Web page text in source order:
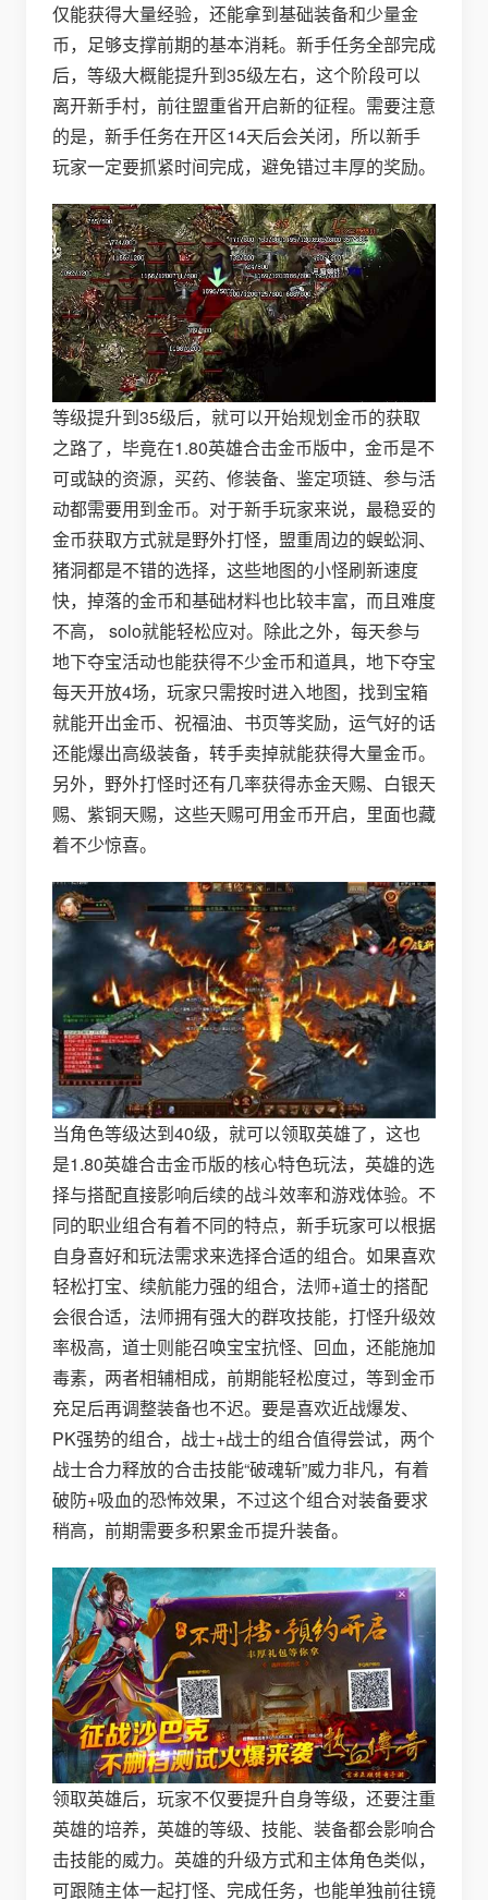
仅能获得大量经验，还能拿到基础装备和少量金
币，足够支撑前期的基本消耗。新手任务全部完成
后，等级大概能提升到35级左右，这个阶段可以
离开新手村，前往盟重省开启新的征程。需要注意
的是，新手任务在开区14天后会关闭，所以新手
玩家一定要抓紧时间完成，避免错过丰厚的奖励。
等级提升到35级后，就可以开始规划金币的获取
之路了，毕竟在1.80英雄合击金币版中，金币是不
可或缺的资源，买药、修装备、鉴定项链、参与活
动都需要用到金币。对于新手玩家来说，最稳妥的
金币获取方式就是野外打怪，盟重周边的蜈蚣洞、
猪洞都是不错的选择，这些地图的小怪刷新速度
快，掉落的金币和基础材料也比较丰富，而且难度
不高， solo就能轻松应对。除此之外，每天参与
地下夺宝活动也能获得不少金币和道具，地下夺宝
每天开放4场，玩家只需按时进入地图，找到宝箱
就能开出金币、祝福油、书页等奖励，运气好的话
还能爆出高级装备，转手卖掉就能获得大量金币。
另外，野外打怪时还有几率获得赤金天赐、白银天
赐、紫铜天赐，这些天赐可用金币开启，里面也藏
着不少惊喜。
当角色等级达到40级，就可以领取英雄了，这也
是1.80英雄合击金币版的核心特色玩法，英雄的选
择与搭配直接影响后续的战斗效率和游戏体验。不
同的职业组合有着不同的特点，新手玩家可以根据
自身喜好和玩法需求来选择合适的组合。如果喜欢
轻松打宝、续航能力强的组合，法师+道士的搭配
会很合适，法师拥有强大的群攻技能，打怪升级效
率极高，道士则能召唤宝宝抗怪、回血，还能施加
毒素，两者相辅相成，前期能轻松度过，等到金币
充足后再调整装备也不迟。要是喜欢近战爆发、
PK强势的组合，战士+战士的组合值得尝试，两个
战士合力释放的合击技能“破魂斩”威力非凡，有着
破防+吸血的恐怖效果，不过这个组合对装备要求
稍高，前期需要多积累金币提升装备。
领取英雄后，玩家不仅要提升自身等级，还要注重
英雄的培养，英雄的等级、技能、装备都会影响合
击技能的威力。英雄的升级方式和主体角色类似，
可跟随主体一起打怪、完成任务，也能单独前往镜